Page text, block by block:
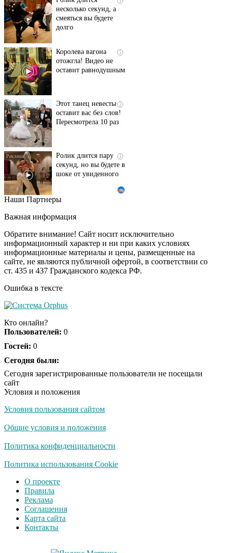
несколько секунд, а
смеяться вы будете
Королева вагона
отожгла! Видео не
оставит равнодушным
Этот танец невесты
оставит вас без слов!
Пересмотрела 10 раз
Ролик длится пару
секунд, но вы будете в
шоке от увиденного
Ролик из Омска: вы
i
Ржу не переставая, это
видео пересмотришь
не раз
Публичный удар
Почему в школе
больше миллиарда
Наши Партнеры
Важная информация
Обратите внимание! Сайт носит исключительно
информационный характер и ни при каких условиях
информационные материалы и цены, размещенные на
сайте, не являются публичной офертой, в соответствии со
ст. 435 и 437 Гражданского кодекса РФ.
Ошибка в тексте
Кто онлайн?
Пользователей: 0
Гостей: 0
Сегодня были:
Сегодня зарегистрированные пользователи не посещали
сайт
Условия и положения
Условия пользования сайтом
Общие условия и положения
Политика конфиденциальности
Политика использования Cookie
О проекте
Правила
Реклама
Соглашения
Карта сайта
Контакты